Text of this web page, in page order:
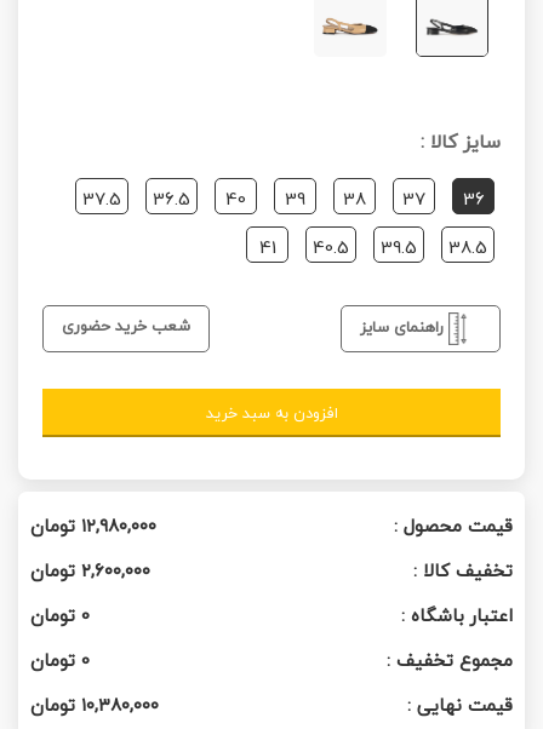
سایز کالا :
36
37
38
39
40
36.5
37.5
38.5
39.5
40.5
41
راهنمای سایز شعب خرید حضوری
افزودن به سبد خرید
قیمت محصول : ۱۲,۹۸۰,۰۰۰ تومان
تخفیف کالا :
۲,۶۰۰,۰۰۰تومان
اعتبار باشگاه :
0تومان
مجموع تخفیف :
0تومان
قیمت نهایی :
۱۰,۳۸۰,۰۰۰ تومان